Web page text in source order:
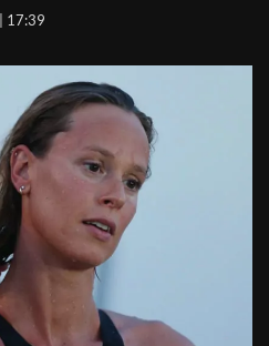
17:39